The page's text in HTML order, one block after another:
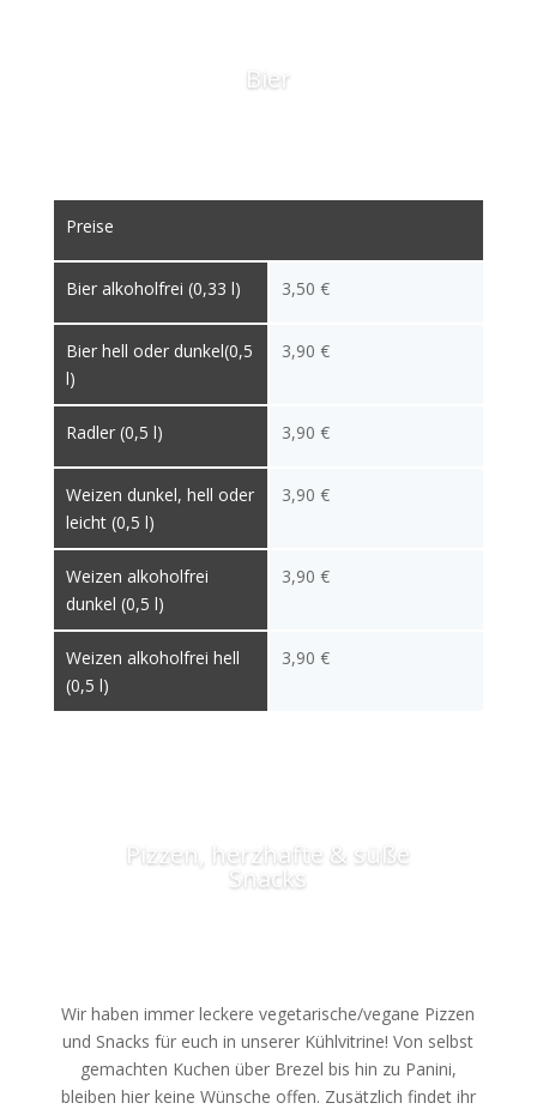
Bier
Bier alkoholfrei (0,33 l)
Bier hell oder dunkel(0,5
l)
Radler (0,5 l)
Weizen dunkel, hell oder
leicht (0,5 l)
Weizen alkoholfrei
dunkel (0,5 l)
Weizen alkoholfrei hell
(0,5 l)
Preise
3,50 €
3,90 €
3,90 €
3,90 €
3,90 €
3,90 €
Pizzen, herzhafte & süße
Snacks
Wir haben immer leckere vegetarische/vegane Pizzen
und Snacks für euch in unserer Kühlvitrine! Von selbst
gemachten Kuchen über Brezel bis hin zu Panini,
bleiben hier keine Wünsche offen. Zusätzlich findet ihr